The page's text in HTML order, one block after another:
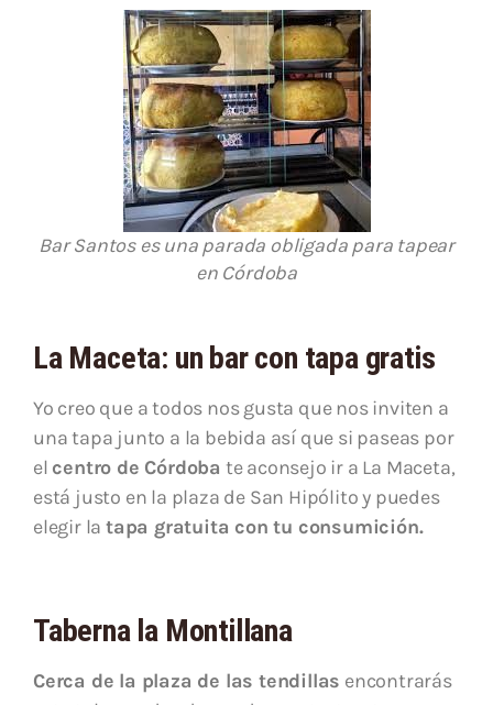
Bar Santos es una parada obligada para tapear
en Córdoba
La Maceta: un bar con tapa gratis
Yo creo que a todos nos gusta que nos inviten a
una tapa junto a la bebida así que si paseas por
el centro de Córdoba te aconsejo ir a La Maceta,
está justo en la plaza de San Hipólito y puedes
elegir la tapa gratuita con tu consumición.
Taberna la Montillana
Cerca de la plaza de las tendillas encontrarás